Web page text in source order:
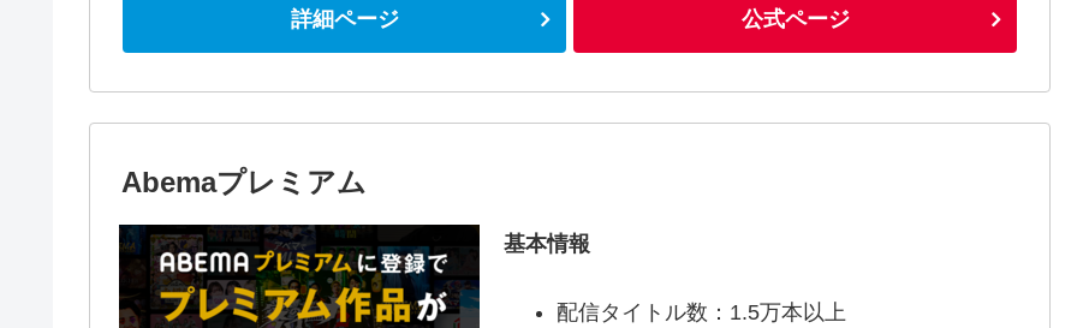
詳細ページ 公式ページ
Abemaプレミアム
基本情報
配信タイトル数：1.5万本以上